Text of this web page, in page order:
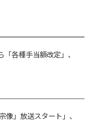
各種手当額改定」、
像」放送スタート」、